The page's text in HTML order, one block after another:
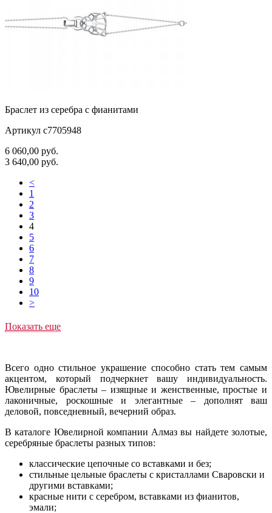
Браслет из серебра с фианитами
Артикул с7705948
6 060,00 руб.
3 640,00 руб.
<
1
2
3
4
5
6
7
8
9
10
>
Показать еще
Всего одно стильное украшение способно стать тем самым
акцентом, который подчеркнет вашу индивидуальность.
Ювелирные браслеты – изящные и женственные, простые и
лаконичные, роскошные и элегантные – дополнят ваш
деловой, повседневный, вечерний образ.
В каталоге Ювелирной компании Алмаз вы найдете золотые,
серебряные браслеты разных типов:
классические цепочные со вставками и без;
стильные цельные браслеты с кристаллами Сваровски и
другими вставками;
красные нити с серебром, вставками из фианитов,
эмали;